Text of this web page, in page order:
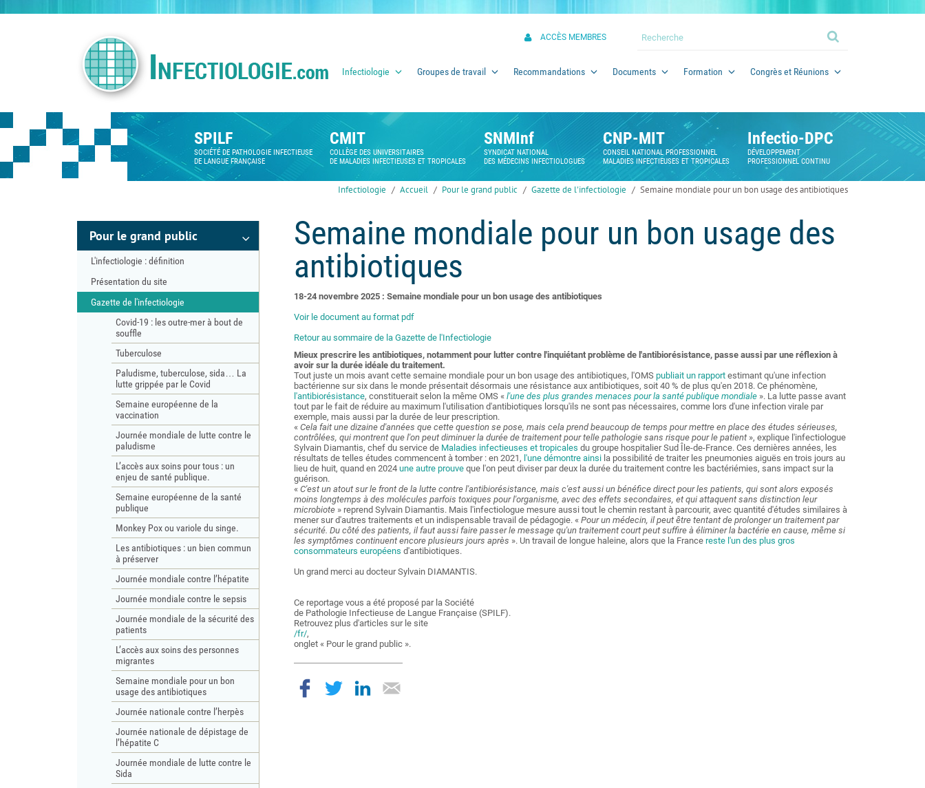
Infectiologie Groupes de travail Recommandations Documents Formation Congrès et Réunions
ACCÈS MEMBRES
SPILF
SOCIÉTÉ DE PATHOLOGIE INFECTIEUSE
DE LANGUE FRANÇAISE
CMIT
COLLÈGE DES UNIVERSITAIRES
DE MALADIES INFECTIEUSES ET TROPICALES
SNMInf
SYNDICAT NATIONAL
DES MÉDECINS INFECTIOLOGUES
CNP-MIT
CONSEIL NATIONAL PROFESSIONNEL
MALADIES INFECTIEUSES ET TROPICALES
Infectio-DPC
DÉVELOPPEMENT
PROFESSIONNEL CONTINU
Infectiologie Accueil Pour le grand public Gazette de l'infectiologie Semaine mondiale pour un bon usage des antibiotiques
Semaine mondiale pour un bon usage des
antibiotiques
18-24 novembre 2025 : Semaine mondiale pour un bon usage des antibiotiques
Voir le document au format pdf
Retour au sommaire de la Gazette de l'Infectiologie
Mieux prescrire les antibiotiques, notamment pour lutter contre l'inquiétant problème de l'antibiorésistance, passe aussi par une réflexion à
avoir sur la durée idéale du traitement.
Tout juste un mois avant cette semaine mondiale pour un bon usage des antibiotiques, l'OMS publiait un rapport estimant qu'une infection
bactérienne sur six dans le monde présentait désormais une résistance aux antibiotiques, soit 40 % de plus qu'en 2018. Ce phénomène,
l'antibiorésistance, constituerait selon la même OMS « l'une des plus grandes menaces pour la santé publique mondiale ». La lutte passe avant
tout par le fait de réduire au maximum l'utilisation d'antibiotiques lorsqu'ils ne sont pas nécessaires, comme lors d'une infection virale par
exemple, mais aussi par la durée de leur prescription.
« Cela fait une dizaine d'années que cette question se pose, mais cela prend beaucoup de temps pour mettre en place des études sérieuses,
contrôlées, qui montrent que l'on peut diminuer la durée de traitement pour telle pathologie sans risque pour le patient », explique l'infectiologue
Sylvain Diamantis, chef du service de Maladies infectieuses et tropicales du groupe hospitalier Sud Île-de-France. Ces dernières années, les
résultats de telles études commencent à tomber : en 2021, l'une démontre ainsi la possibilité de traiter les pneumonies aiguës en trois jours au
lieu de huit, quand en 2024 une autre prouve que l'on peut diviser par deux la durée du traitement contre les bactériémies, sans impact sur la
guérison.
« C'est un atout sur le front de la lutte contre l'antibiorésistance, mais c'est aussi un bénéfice direct pour les patients, qui sont alors exposés
moins longtemps à des molécules parfois toxiques pour l'organisme, avec des effets secondaires, et qui attaquent sans distinction leur
microbiote » reprend Sylvain Diamantis. Mais l'infectiologue mesure aussi tout le chemin restant à parcourir, avec quantité d'études similaires à
mener sur d'autres traitements et un indispensable travail de pédagogie. « Pour un médecin, il peut être tentant de prolonger un traitement par
sécurité. Du côté des patients, il faut aussi faire passer le message qu'un traitement court peut suffire à éliminer la bactérie en cause, même si
les symptômes continuent encore plusieurs jours après ». Un travail de longue haleine, alors que la France reste l'un des plus gros
consommateurs européens d'antibiotiques.
Un grand merci au docteur Sylvain DIAMANTIS.
Ce reportage vous a été proposé par la Société
de Pathologie Infectieuse de Langue Française (SPILF).
Retrouvez plus d'articles sur le site
/fr/,
onglet « Pour le grand public ».
Pour le grand public
L'infectiologie : définition
Présentation du site
Gazette de l'infectiologie
Covid-19 : les outre-mer à bout de
souffle
Tuberculose
Paludisme, tuberculose, sida… La
lutte grippée par le Covid
Semaine européenne de la
vaccination
Journée mondiale de lutte contre le
paludisme
L’accès aux soins pour tous : un
enjeu de santé publique.
Semaine européenne de la santé
publique
Monkey Pox ou variole du singe.
Les antibiotiques : un bien commun
à préserver
Journée mondiale contre l’hépatite
Journée mondiale contre le sepsis
Journée mondiale de la sécurité des
patients
L’accès aux soins des personnes
migrantes
Semaine mondiale pour un bon
usage des antibiotiques
Journée nationale contre l’herpès
Journée nationale de dépistage de
l’hépatite C
Journée mondiale de lutte contre le
Sida